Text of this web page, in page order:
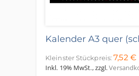
Kalender A3 quer
Kleinster Stückpreis: 7,52 €
Inkl. 19% MwSt.,zzgl.